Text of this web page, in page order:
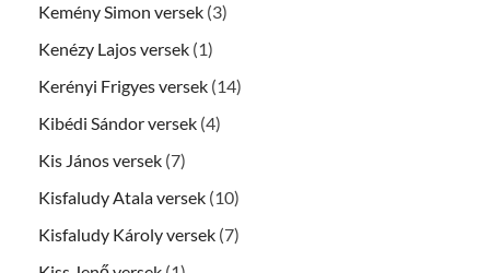
Kemény Simon versek (3)
Kenézy Lajos versek (1)
Kerényi Frigyes versek (14)
Kibédi Sándor versek (4)
Kis János versek (7)
Kisfaludy Atala versek (10)
Kisfaludy Károly versek (7)